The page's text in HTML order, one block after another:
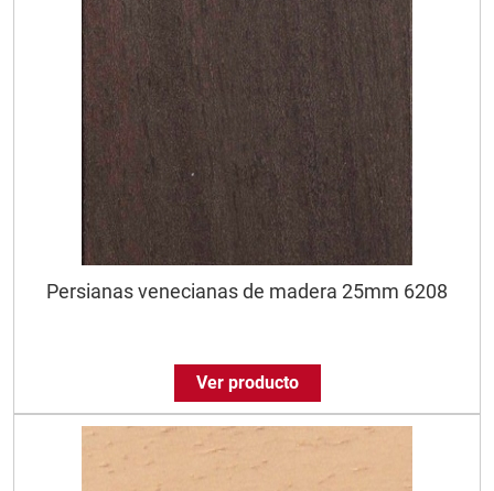
Persianas venecianas de madera 25mm 6208
Ver producto